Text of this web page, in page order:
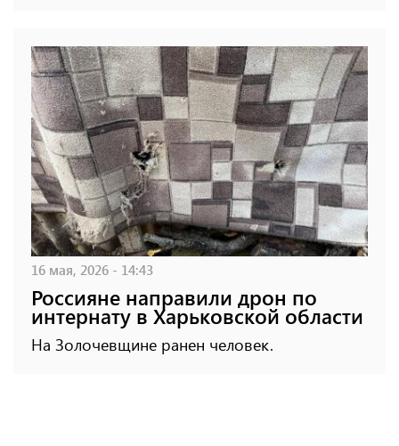
16 мая, 2026 - 14:43
Россияне направили дрон по
интернату в Харьковской области
На Золочевщине ранен человек.